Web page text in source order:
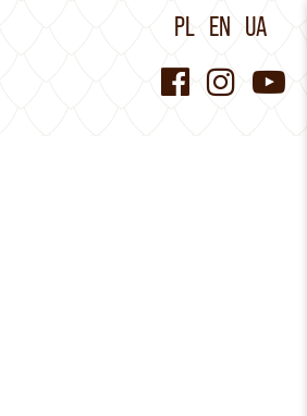
PL EN UA